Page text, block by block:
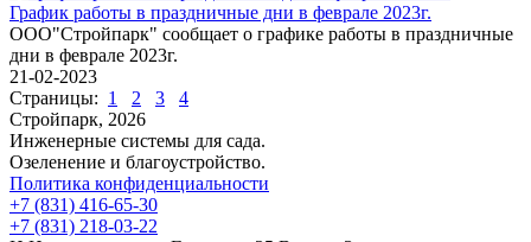
График работы в праздничные дни в феврале 2023г.
ООО"Стройпарк" сообщает о графике работы в праздничные
дни в феврале 2023г.
21-02-2023
Страницы: 1 2 3
4
Стройпарк, 2026
Инженерные системы для сада.
Озеленение и благоустройство.
Политика конфиденциальности
+7 (831) 416-65-30
+7 (831) 218-03-22